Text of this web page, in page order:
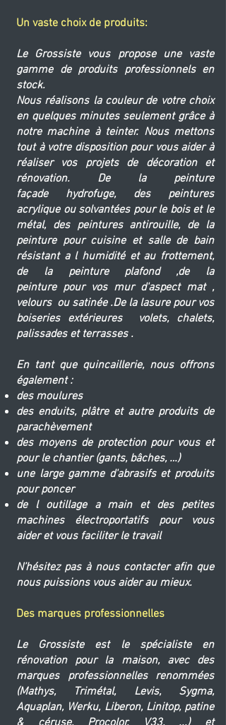
Un vaste choix de produits:
Le Grossiste vous propose une vaste
gamme de produits professionnels en
stock.
Nous réalisons la couleur de votre choix
en quelques minutes seulement grâce à
notre machine à teinter. Nous mettons
tout à votre disposition pour vous aider à
réaliser vos projets de décoration et
rénovation. De la peinture
façadehydrofuge, des peintures
acrylique ou solvantéespour le bois et le
métal, des peintures antirouille, de la
peinture pour cuisine et salle de bain
résistant a l humidité et au frottement,
de la peinture plafond ,de la
peinturepour vos mur d'aspect mat ,
velours ou satinée .De la lasure pour vos
boiseries extérieures volets, chalets,
palissades et terrasses .
En tant que quincaillerie, nous offrons
également :​​
des moulures
des enduits, plâtre et autre produits de
parachèvement
des moyens de protection pour vous et
pour le chantier (gants, bâches, …)
une large gamme d'abrasifs et produits
pour poncer
de l outillage a main et des petites
machines électroportatifs pour vous
aider et vous faciliter le travail
N’hésitez pas à nous contacter afin que
nous puissions vous aider au mieux.
Des marques professionnelles
Le Grossiste est le spécialiste en
rénovation pour la maison, avec des
marques professionnelles renommées
(Mathys, Trimétal, Levis, Sygma,
Aquaplan, Werku, Liberon, Linitop, patine